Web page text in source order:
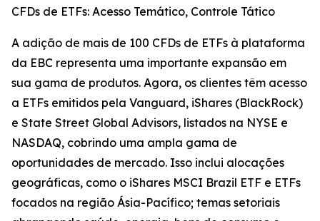
CFDs de ETFs: Acesso Temático, Controle Tático
A adição de mais de 100 CFDs de ETFs à plataforma
da EBC representa uma importante expansão em
sua gama de produtos. Agora, os clientes têm acesso
a ETFs emitidos pela Vanguard, iShares (BlackRock)
e State Street Global Advisors, listados na NYSE e
NASDAQ, cobrindo uma ampla gama de
oportunidades de mercado. Isso inclui alocações
geográficas, como o iShares MSCI Brazil ETF e ETFs
focados na região Ásia-Pacífico; temas setoriais